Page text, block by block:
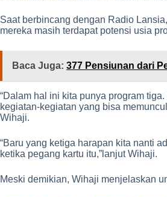
Saat berbincang dengan Radio
mereka masih terdapat potensi usia
Baca Juga: 377 Pensiunan dari
“Dalam hal ini kita punya program
kegiatan-kegiatan yang bisa
Wihaji.
“Baru yang ketiga harapan kita nanti
ketika pegang kartu itu,”lanjut Wihaji.
Meski demikian, Wihaji menjelaskan